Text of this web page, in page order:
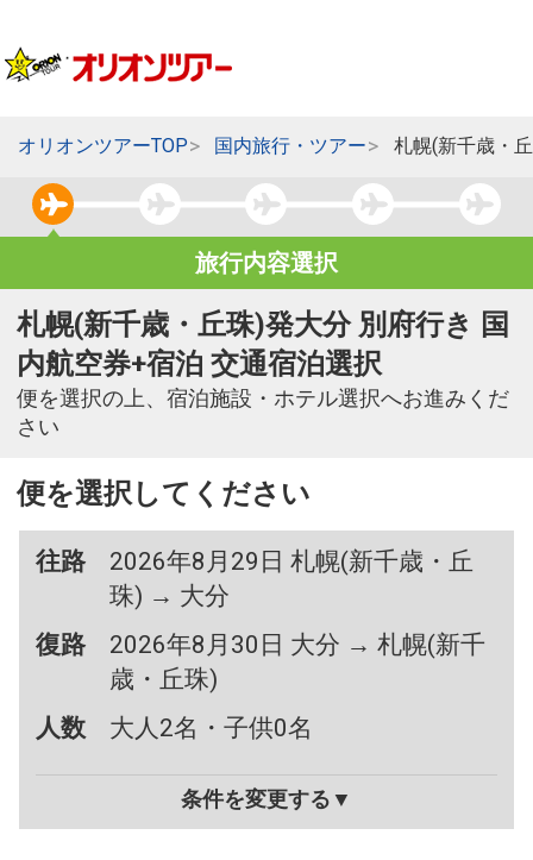
オリオンツアーTOP 国内旅行・ツアー 札幌(新千歳・
旅行内容選択
札幌(新千歳・丘珠)発大分 別府行き 国
内航空券+宿泊 交通宿泊選択
便を選択の上、宿泊施設・ホテル選択へお進みくだ
さい
便を選択してください
往路
2026年8月29日 札幌(新千歳・丘
珠) → 大分
復路
2026年8月30日 大分 → 札幌(新千
歳・丘珠)
人数
大人2名・子供0名
条件を変更する▼